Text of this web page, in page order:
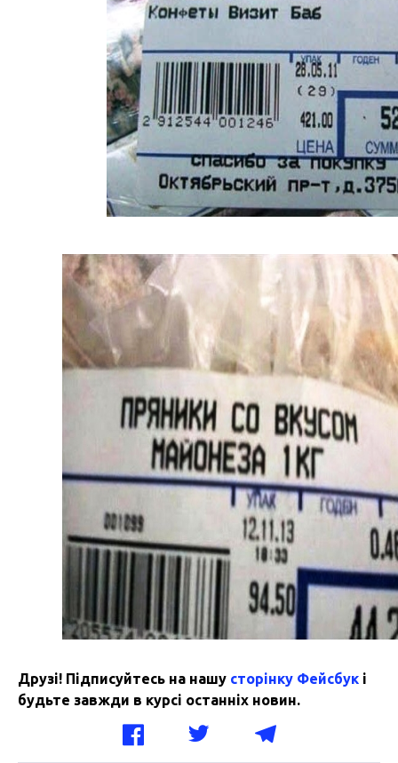
Друзі! Підписуйтесь на нашу сторінку Фейсбук і
будьте завжди в курсі останніх новин.